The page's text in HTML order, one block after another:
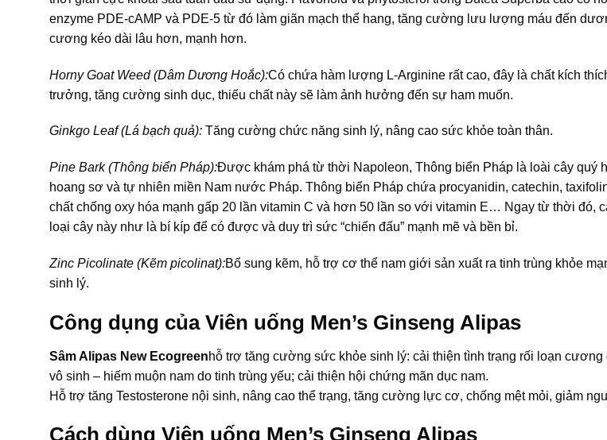
enzyme PDE-cAMP và PDE-5 từ đó làm giãn mạch thể hang, tăng cường lưu lượng máu đến
cương kéo dài lâu hơn, mạnh hơn.
Horny Goat Weed (Dâm Dương Hoắc):Có chứa hàm lượng L-Arginine rất cao, đây là chất kích
trưởng, tăng cường sinh dục, thiếu chất này sẽ làm ảnh hưởng đến sự ham muốn.
Ginkgo Leaf (Lá bạch quả): Tăng cường chức năng sinh lý, nâng cao sức khỏe toàn thân.
Pine Bark (Thông biển Pháp):Được khám phá từ thời Napoleon, Thông biển Pháp là loài cây quý
hoang sơ và tự nhiên miền Nam nước Pháp. Thông biển Pháp chứa procyanidin, catechin,
chất chống oxy hóa mạnh gấp 20 lần vitamin C và hơn 50 lần so với vitamin E… Ngay từ thời đó,
loại cây này như là bí kíp để có được và duy trì sức “chiến đấu” mạnh mẽ và bền bỉ.
Zinc Picolinate (Kẽm picolinat):Bổ sung kẽm, hỗ trợ cơ thể nam giới sản xuất ra tinh trùng khỏe
sinh lý.
Công dụng của Viên uống Men’s Ginseng Alipas
Sâm Alipas New Ecogreenhỗ trợ tăng cường sức khỏe sinh lý: cải thiện tình trạng rối loạn
vô sinh – hiếm muộn nam do tinh trùng yếu; cải thiện hội chứng mãn dục nam.
Hỗ trợ tăng Testosterone nội sinh, nâng cao thể trạng, tăng cường lực cơ, chống mệt mỏi, giảm
Cách dùng Viên uống Men’s Ginseng Alipas